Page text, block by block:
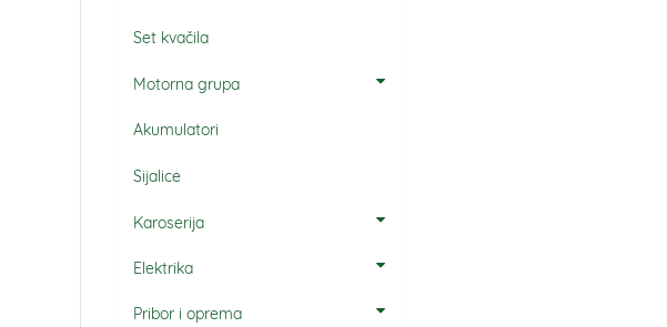
Set kvačila
Motorna grupa
Akumulatori
Sijalice
Karoserija
Elektrika
Pribor i oprema